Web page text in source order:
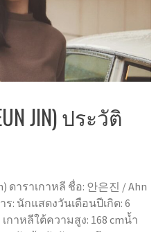
JIN) ประวัติ
ดาราเกาหลี ชื่อ: 안은진 / Ahn
ร: นักแสดงวันเดือนปีเกิด: 6
าหลีใต้ความสูง: 168 cmน้ำ